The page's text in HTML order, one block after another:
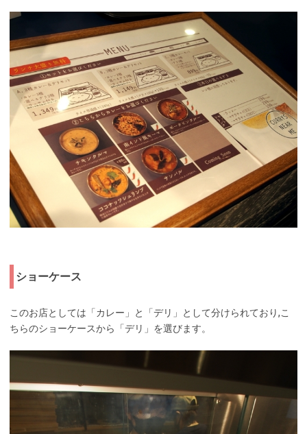
ショーケース
このお店としては「カレー」と「デリ」として分けられており,こ
ちらのショーケースから「デリ」を選びます。